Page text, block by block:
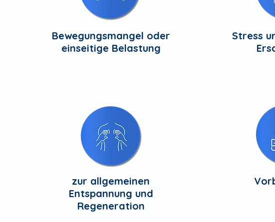
Bewegungsmangel oder
einseitige Belastung
Stress
zur allgemeinen
Entspannung und
Regeneration